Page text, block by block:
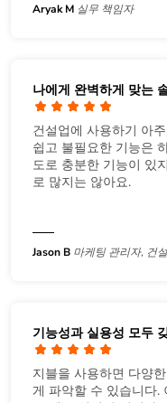
Aryak M 실무 책임자
나에게 완벽하게 맞는
건설업에 사용하기 아
쉽고 불필요한 기능은
도로 충분한 기능이 있
로 많지는 않아요.
Jason B 마케팅 관리자, 건
기능성과 실용성 모두
지블을 사용하면 다양
게 파악할 수 있습니다.